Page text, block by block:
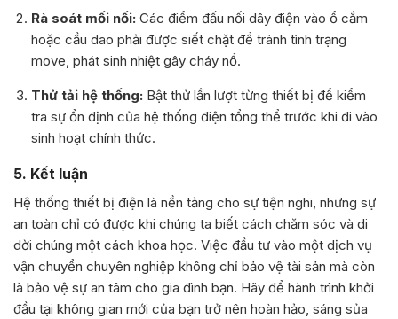
Rà soát mối nối:Các điểm đấu nối dây điện vào ổ cắm
hoặc cầu dao phải được siết chặt để tránh tình trạng
move, phát sinh nhiệt gây cháy nổ.
Thử tải hệ thống:Bật thử lần lượt từng thiết bị để kiểm
tra sự ổn định của hệ thống điện tổng thể trước khi đi vào
sinh hoạt chính thức.
5. Kết luận
Hệ thống thiết bị điện là nền tảng cho sự tiện nghi, nhưng sự
an toàn chỉ có được khi chúng ta biết cách chăm sóc và di
dời chúng một cách khoa học. Việc đầu tư vào một dịch vụ
vận chuyển chuyên nghiệp không chỉ bảo vệ tài sản mà còn
là bảo vệ sự an tâm cho gia đình bạn. Hãy để hành trình khởi
đầu tại không gian mới của bạn trở nên hoàn hảo, sáng sủa